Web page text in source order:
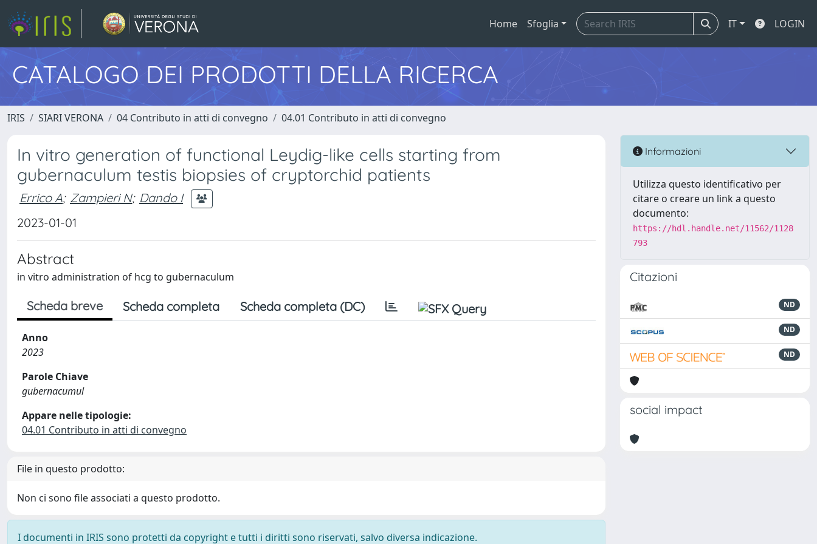
Home Sfoglia IT LOGIN
CATALOGO DEI PRODOTTI DELLA RICERCA
IRIS SIARI VERONA 04 Contributo in atti di convegno 04.01 Contributo in atti di convegno
In vitro generation of functional Leydig-like cells starting from
gubernaculum testis biopsies of cryptorchid patients
Errico A; Zampieri N; Dando I
2023-01-01
Abstract
in vitro administration of hcg to gubernaculum
Scheda breve Scheda completa Scheda completa (DC)
Anno
2023
Parole Chiave
gubernacumul
Appare nelle tipologie:
04.01 Contributo in atti di convegno
File in questo prodotto:
Non ci sono file associati a questo prodotto.
I documenti in IRIS sono protetti da copyright e tutti i diritti sono riservati, salvo diversa indicazione.
Informazioni
Utilizza questo identificativo per
citare o creare un link a questo
documento:
https://hdl.handle.net/11562/1128
793
Citazioni
ND
ND
ND
social impact